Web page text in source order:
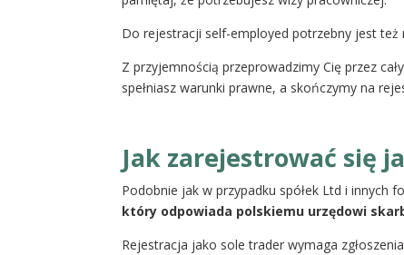
Do rejestracji self-employed potrzebny jest też
Z przyjemnością przeprowadzimy Cię przez
spełniasz warunki prawne, a skończymy na
Jak zarejestrować się
Podobnie jak w przypadku spółek Ltd i innych
który odpowiada polskiemu urzędowi
Rejestracja jako sole trader wymaga